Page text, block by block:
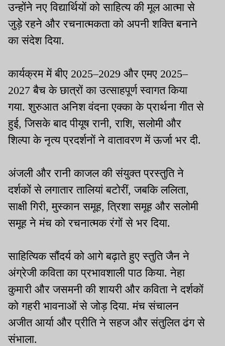
उन्होंने नए विद्यार्थियों को साहित्य की मूल आत्मा से
जुड़े रहने और रचनात्मकता को अपनी शक्ति बनाने
का संदेश दिया.
कार्यक्रम में बीए 2025–2029 और एमए 2025–
2027 बैच के छात्रों का उत्साहपूर्ण स्वागत किया
गया. शुरुआत अनिश वंदना एक्का के प्रार्थना गीत से
हुई, जिसके बाद पीयूष रानी, राशि, सलोमी और
शिल्पा के नृत्य प्रदर्शनों ने वातावरण में ऊर्जा भर दी.
अंजली और रानी काजल की संयुक्त प्रस्तुति ने
दर्शकों से लगातार तालियां बटोरीं, जबकि ललिता,
साक्षी गिरी, मुस्कान समूह, त्रिशा समूह और सलोमी
समूह ने मंच को रचनात्मक रंगों से भर दिया.
साहित्यिक सौंदर्य को आगे बढ़ाते हुए स्तुति जैन ने
अंग्रेजी कविता का प्रभावशाली पाठ किया. नेहा
कुमारी और जसमनी की शायरी और कविता ने दर्शकों
को गहरी भावनाओं से जोड़ दिया. मंच संचालन
अजीत आर्या और प्रीति ने सहज और संतुलित ढंग से
संभाला.